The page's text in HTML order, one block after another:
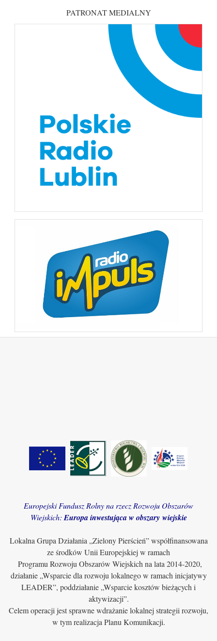
PATRONAT MEDIALNY
Europejski Fundusz Rolny na rzecz Rozwoju Obszarów
Wiejskich: Europa inwestująca w obszary wiejskie
Lokalna Grupa Działania „Zielony Pierścień” współfinansowana
ze środków Unii Europejskiej w ramach
Programu Rozwoju Obszarów Wiejskich na lata 2014-2020,
działanie „Wsparcie dla rozwoju lokalnego w ramach inicjatywy
LEADER”, poddziałanie „Wsparcie kosztów bieżących i
aktywizacji”.
Celem operacji jest sprawne wdrażanie lokalnej strategii rozwoju,
w tym realizacja Planu Komunikacji.